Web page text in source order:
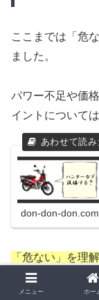
ここまでは「危
ました。
パワー不足や価
イントについて
don-don-don.com
「危ない」を理
につながります。
メニュー ホー